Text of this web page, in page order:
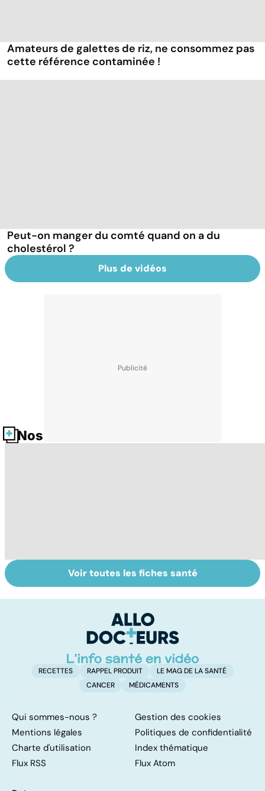
Amateurs de galettes de riz, ne consommez pas
cette référence contaminée !
Peut-on manger du comté quand on a du
cholestérol ?
Plus de vidéos
Nos fiches santé
Intoxications
alimentaires :
La salmonelle,
souvent à
gastro-entérites
Voir toutes les fiches santé
RECETTES RAPPEL PRODUIT
LE MAG DE LA SANTÉ
CANCER
MÉDICAMENTS
Qui sommes-nous ?
Gestion des cookies
Mentions légales
Politiques de confidentialité
Charte d'utilisation
Index thématique
Flux RSS
Flux Atom